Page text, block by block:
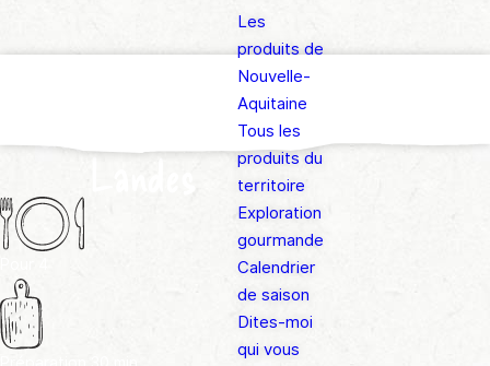
Les
produits de
Nouvelle-
Aquitaine
Tous les
produits du
territoire
Exploration
gourmande
Calendrier
de saison
Dites-moi
qui vous
Pain aux asperges
des sables des